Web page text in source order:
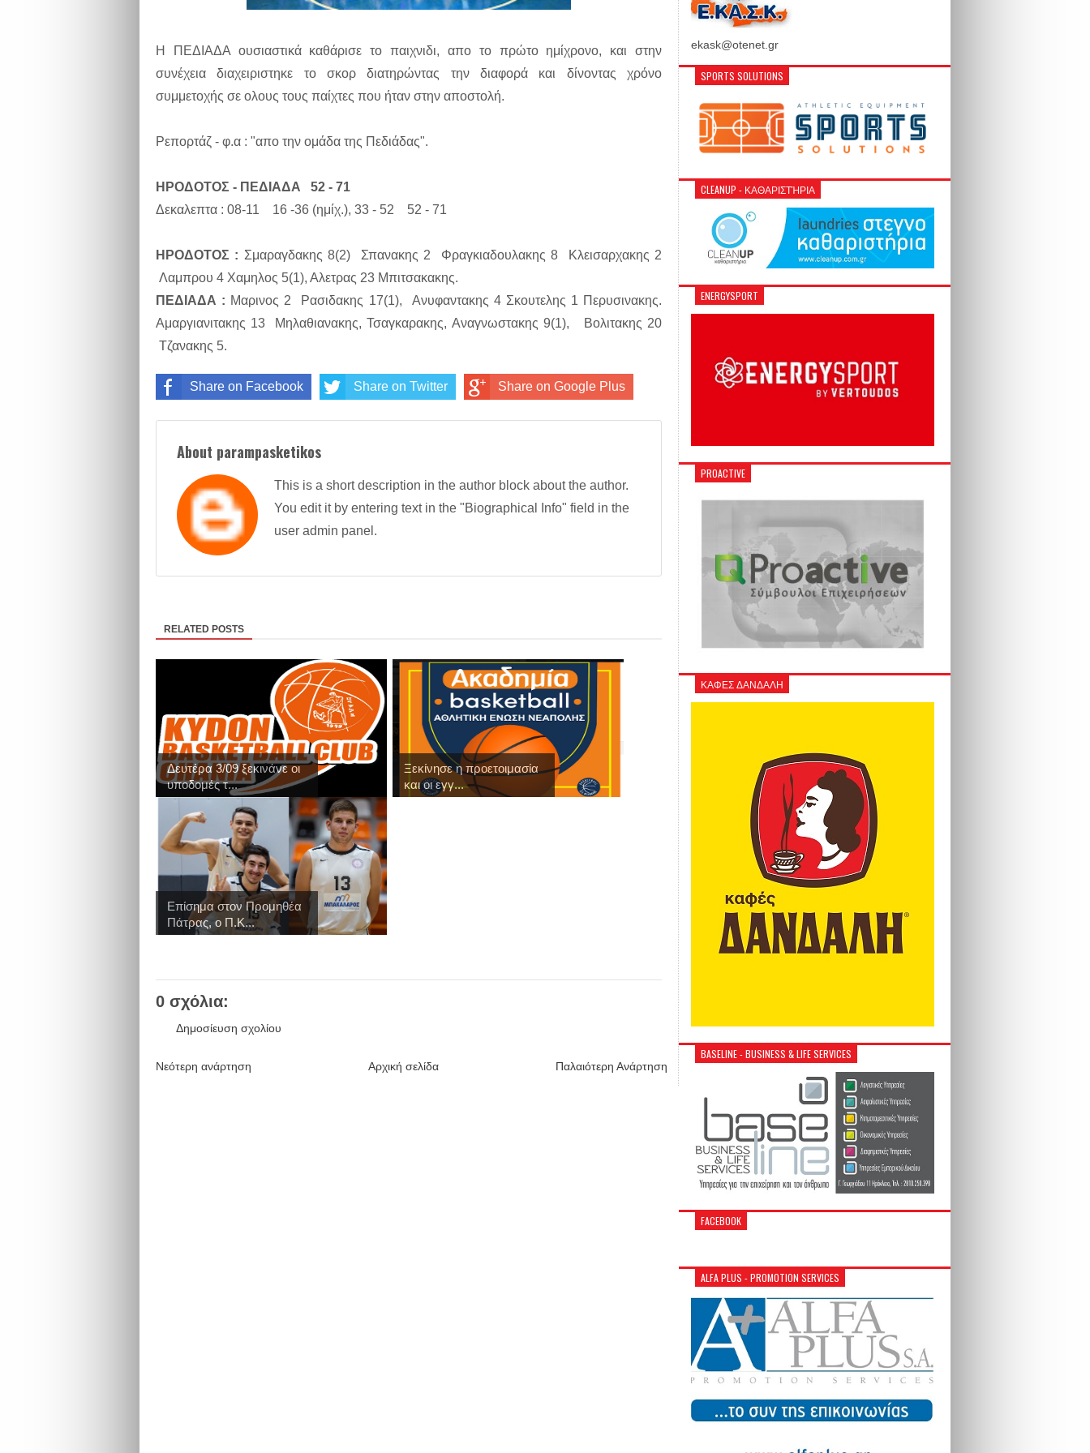
Η ΠΕΔΙΑΔΑ ουσιαστικά καθάρισε το παιχνιδι, απο το πρώτο ημίχρονο, και στην
συνέχεια διαχειριστηκε το σκορ διατηρώντας την διαφορά και δίνοντας χρόνο
συμμετοχής σε ολους τους παίχτες που ήταν στην αποστολή.
Ρεπορτάζ - φ.α : "απο την ομάδα της Πεδιάδας".
ΗΡΟΔΟΤΟΣ - ΠΕΔΙΑΔΑ 52 - 71
Δεκαλεπτα : 08-11 16 -36 (ημίχ.), 33 - 52 52 - 71
ΗΡΟΔΟΤΟΣ : Σμαραγδακης 8(2) Σπανακης 2 Φραγκιαδουλακης 8 Κλεισαρχακης 2
Λαμπρου 4 Χαμηλος 5(1), Αλετρας 23 Μπιτσακακης.
ΠΕΔΙΑΔΑ : Μαρινος 2 Ρασιδακης 17(1), Ανυφαντακης 4 Σκουτελης 1 Περυσινακης.
Αμαργιανιτακης 13 Μηλαθιανακης, Τσαγκαρακης, Αναγνωστακης 9(1), Βολιτακης 20
Τζανακης 5.
Share on Facebook Share on Twitter Share on Google Plus
About parampasketikos
This is a short description in the author block about the author.
You edit it by entering text in the "Biographical Info" field in the
user admin panel.
RELATED POSTS
Δευτέρα 3/09 ξεκινάνε οι
υποδομές τ...
Ξεκίνησε η προετοιμασία
και οι εγγ...
Επίσημα στον Προμηθέα
Πάτρας, ο Π.Κ...
0 σχόλια:
Δημοσίευση σχολίου
Νεότερη ανάρτηση Παλαιότερη Ανάρτηση
Αρχική σελίδα
ekask@otenet.gr
SPORTS SOLUTIONS
CLEANUP - ΚΑΘΑΡΙΣΤΉΡΙΑ
ENERGYSPORT
PROACTIVE
ΚΑΦΕΣ ΔΑΝΔΑΛΗ
BASELINE - BUSINESS & LIFE SERVICES
FACEBOOK
ALFA PLUS - PROMOTION SERVICES